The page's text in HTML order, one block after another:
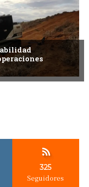
325
Seguidores